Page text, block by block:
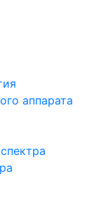
аппарата